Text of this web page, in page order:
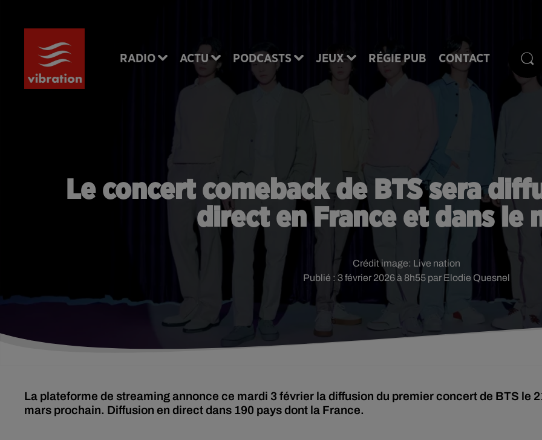
RADIO ACTU PODCASTS JEUX RÉGIE PUB CONTACT
Le concert comeback de BTS sera
direct en France et dans le
Publié : 3 février 2026 à 8h55 par Elodie Quesnel
Crédit image: Live nation
La plateforme de streaming annonce ce mardi 3 février la diffusion du premier concert de BTS le
mars prochain. Diffusion en direct dans 190 pays dont la France.